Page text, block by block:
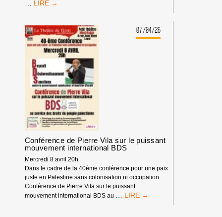
WEEK-
FORMATION
ET
D’ÉCHANGE
LA
CAMPAGNE
BDS
FRANCE
07/04/26
Conférence de Pierre Vila sur le puissant
mouvement international BDS
Mercredi 8 avril 20h
Dans le cadre de la 40ème conférence pour une paix
juste en Palestine sans colonisation ni occupation
Conférence de Pierre Vila sur le puissant
mouvement international BDS au … CONFÉRENCE